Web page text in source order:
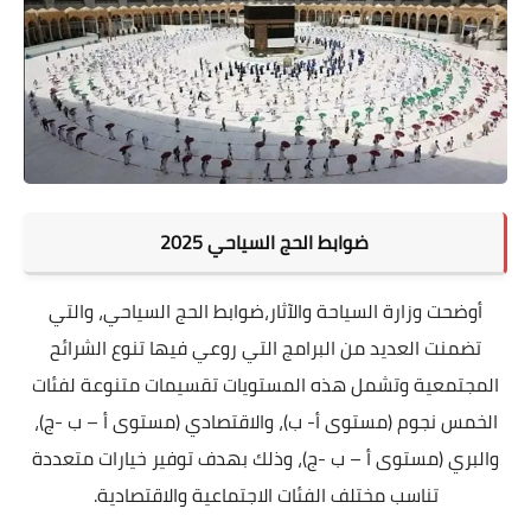
ضوابط الحج السياحي 2025
أوضحت وزارة السياحة والآثار،ضوابط الحج السياحي، والتي
تضمنت العديد من البرامج التي روعي فيها تنوع الشرائح
المجتمعية وتشمل هذه المستويات تقسيمات متنوعة لفئات
الخمس نجوم (مستوى أ- ب)، والاقتصادي (مستوى أ – ب -ج)،
والبري (مستوى أ – ب -ج)، وذلك بهدف توفير خيارات متعددة
تناسب مختلف الفئات الاجتماعية والاقتصادية.